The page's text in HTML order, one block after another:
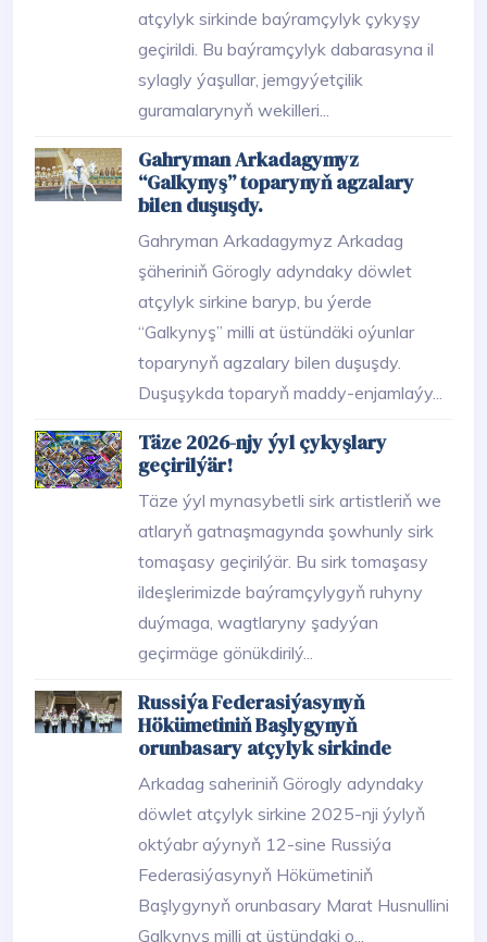
atçylyk sirkinde baýramçylyk çykyşy
geçirildi. Bu baýramçylyk dabarasyna il
sylagly ýaşullar, jemgyýetçilik
guramalarynyň wekilleri...
Gahryman Arkadagymyz
“Galkynyş” toparynyň agzalary
bilen duşuşdy.
Gahryman Arkadagymyz Arkadag
şäheriniň Görogly adyndaky döwlet
atçylyk sirkine baryp, bu ýerde
“Galkynyş” milli at üstündäki oýunlar
toparynyň agzalary bilen duşuşdy.
Duşuşykda toparyň maddy-enjamlaýy...
Täze 2026-njy ýyl çykyşlary
geçirilýär!
Täze ýyl mynasybetli sirk artistleriň we
atlaryň gatnaşmagynda şowhunly sirk
tomaşasy geçirilýär. Bu sirk tomaşasy
ildeşlerimizde baýramçylygyň ruhyny
duýmaga, wagtlaryny şadyýan
geçirmäge gönükdirilý...
Russiýa Federasiýasynyň
Hökümetiniň Başlygynyň
orunbasary atçylyk sirkinde
Arkadag saheriniň Görogly adyndaky
döwlet atçylyk sirkine 2025-nji ýylyň
oktýabr aýynyň 12-sine Russiýa
Federasiýasynyň Hökümetiniň
Başlygynyň orunbasary Marat Husnullini
Galkynyş milli at üstündaki o...